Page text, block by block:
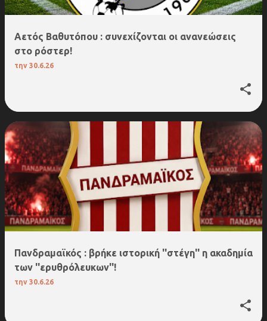
Αετός Βαθυτόπου : συνεχίζονται οι ανανεώσεις
στο ρόστερ!
την 30.6.26
Πανδραμαϊκός : βρήκε ιστορική ''στέγη'' η ακαδημία
των ''ερυθρόλευκων''!
την 30.6.26